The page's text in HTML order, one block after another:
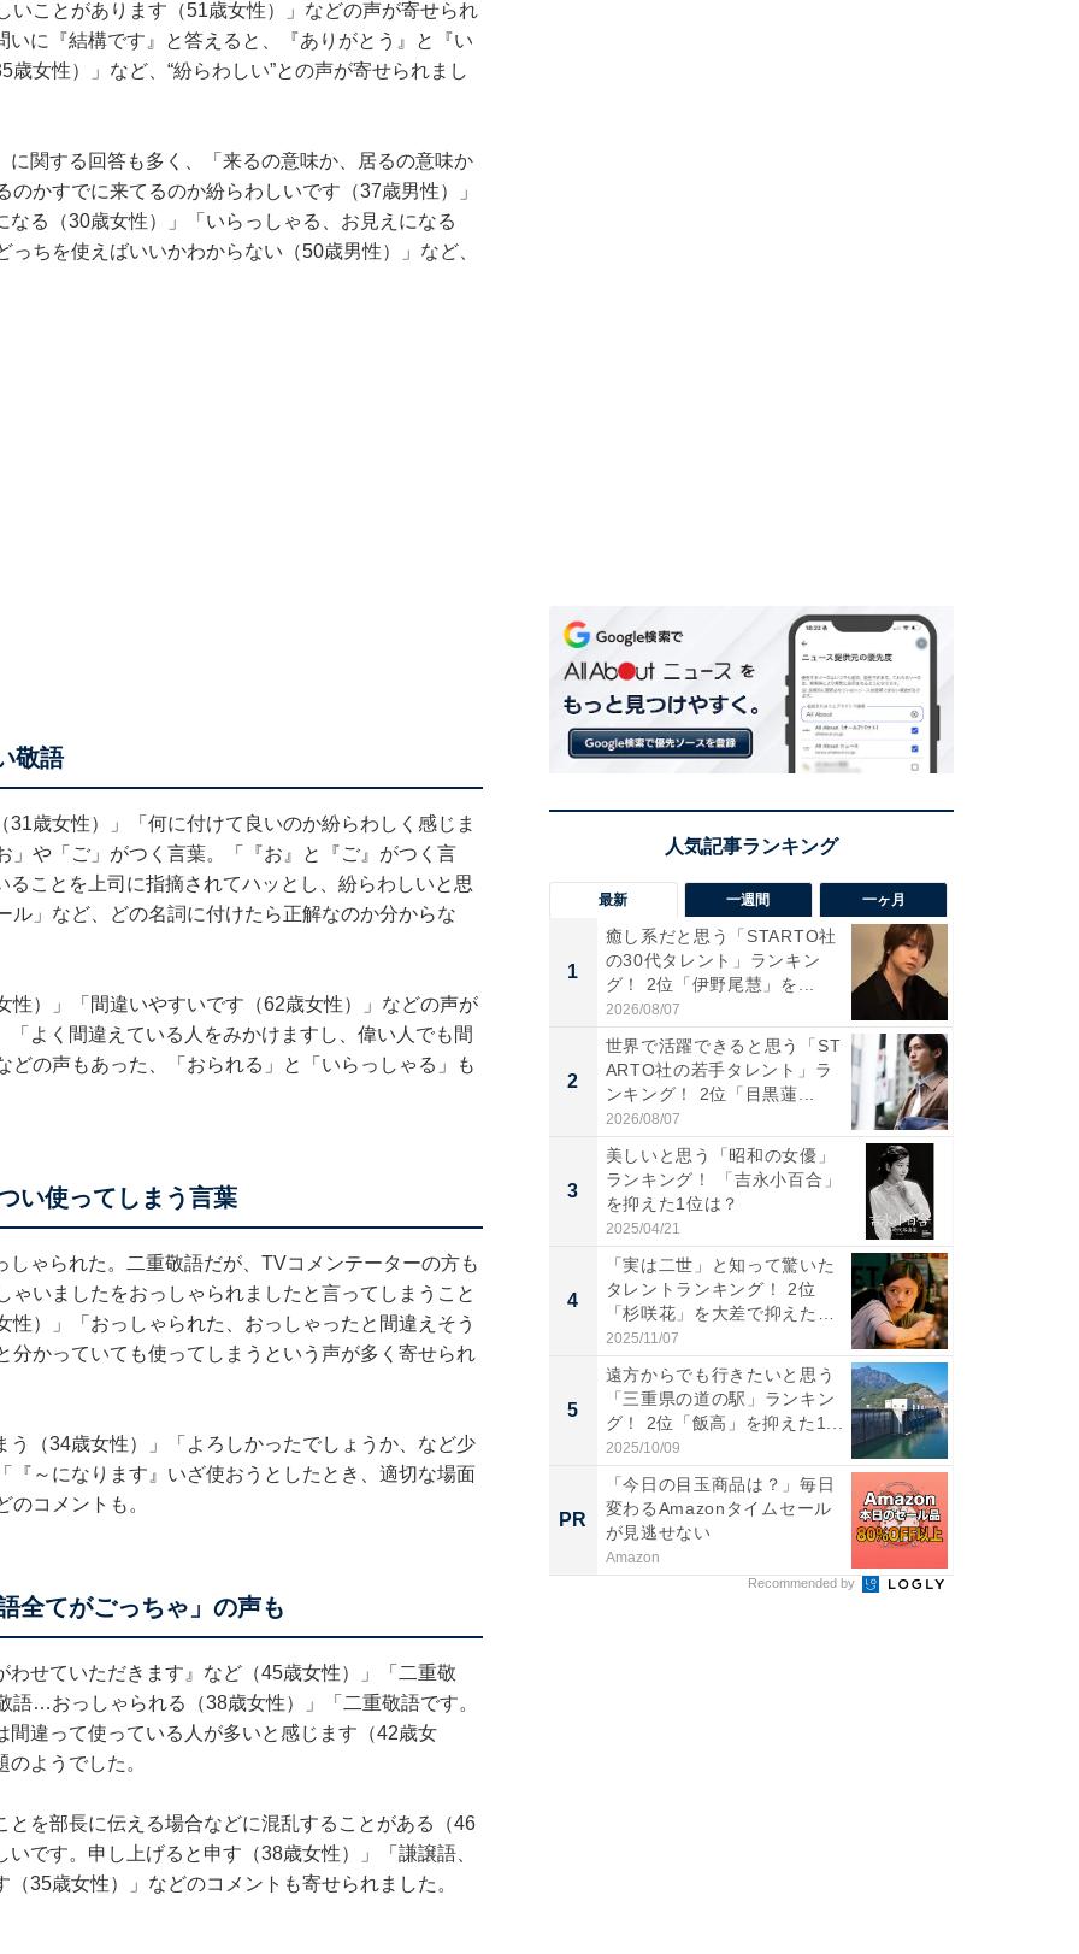
ことがあります（51歳女性）」などの声が寄せられ
に『結構です』と答えると、『ありがとう』と『い
女性）」など、“紛らわしい”との声が寄せられまし
関する回答も多く、「来るの意味か、居るの意味か
かすでに来てるのか紛らわしいです（37歳男性）」
る（30歳女性）」「いらっしゃる、お見えになる
ちを使えばいいかわからない（50歳男性）」など、
敬語
歳女性）」「何に付けて良いのか紛らわしく感じま
や「ご」がつく言葉。「『お』と『ご』がつく言
ことを上司に指摘されてハッとし、紛らわしいと思
」など、どの名詞に付けたら正解なのか分からな
）」「間違いやすいです（62歳女性）」などの声が
よく間違えている人をみかけますし、偉い人でも間
の声もあった、「おられる」と「いらっしゃる」も
い使ってしまう言葉
ゃられた。二重敬語だが、TVコメンテーターの方も
いましたをおっしゃられましたと言ってしまうこと
）」「おっしゃられた、おっしゃったと間違えそう
かっていても使ってしまうという声が多く寄せられ
（34歳女性）」「よろしかったでしょうか、など少
～になります』いざ使おうとしたとき、適切な場面
コメントも。
全てがごっちゃ」の声も
せていただきます』など（45歳女性）」「二重敬
…おっしゃられる（38歳女性）」「二重敬語です。
違って使っている人が多いと感じます（42歳女
ようでした。
を部長に伝える場合などに混乱することがある（46
です。申し上げると申す（38歳女性）」「謙譲語、
35歳女性）」などのコメントも寄せられました。
最新 一週間 一ヶ月
1
癒し系だと思う「STARTO社
の30代タレント」ランキン
グ！ 2位「伊野尾慧」を...
2026/08/07
2
世界で活躍できると思う「ST
ARTO社の若手タレント」ラ
ンキング！ 2位「目黒蓮...
2026/08/07
3
美しいと思う「昭和の女優」
ランキング！ 「吉永小百合」
を抑えた1位は？
2025/04/21
4
「実は二世」と知って驚いた
タレントランキング！ 2位
「杉咲花」を大差で抑えた1
位...
2025/11/07
5
遠方からでも行きたいと思う
「三重県の道の駅」ランキン
グ！ 2位「飯高」を抑えた1...
2025/10/09
PR
「今日の目玉商品は？」毎日
変わるAmazonタイムセール
が見逃せない
Amazon
Recommended by